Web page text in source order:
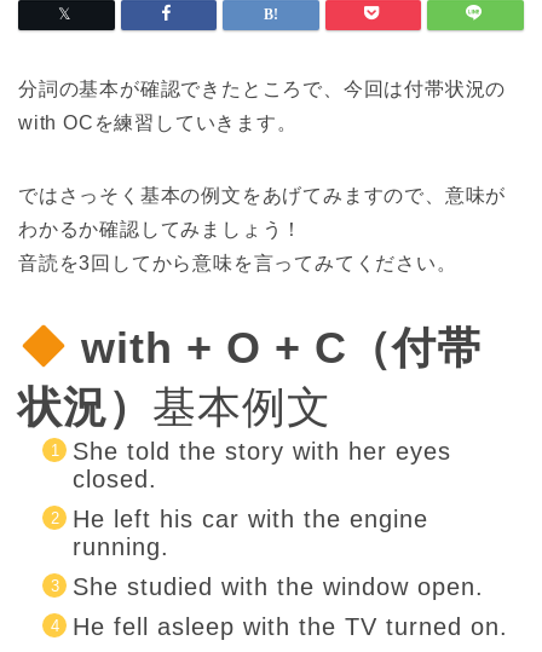
分詞の基本が確認できたところで、今回は付帯状況の
with OCを練習していきます。
ではさっそく基本の例文をあげてみますので、意味が
わかるか確認してみましょう！
音読を3回してから意味を言ってみてください。
with + O + C（付帯
状況） 基本例文
She told the story with her eyes
closed.
He left his car with the engine
running.
She studied with the window open.
He fell asleep with the TV turned on.